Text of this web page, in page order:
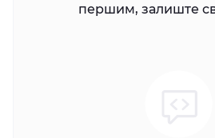
першим, залиште